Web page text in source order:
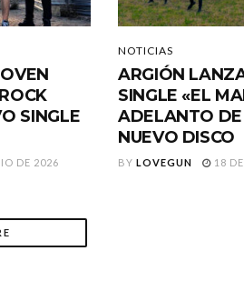
SINGLE
DE 2026
NOTICIAS
ARGIÓN
SINGLE «EL
ADELANTO
NUEVO DISCO
BY LOVEGUN 18